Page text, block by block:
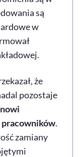
są
w
że
pozostaje
pracowników.
zamiany